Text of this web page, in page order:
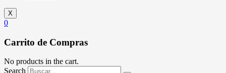
X
0
Carrito de Compras
No products in the cart.
Search